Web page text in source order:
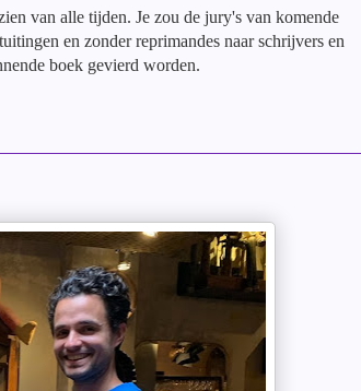
van alle tijden. Je zou de jury's van komende
en zonder reprimandes naar schrijvers en
boek gevierd worden.